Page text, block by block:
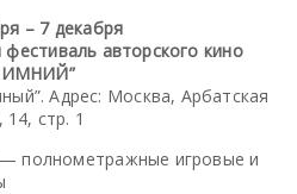
– 7 декабря
авторского кино
Адрес: Москва, Арбатская
14, стр. 1
полнометражные игровые и